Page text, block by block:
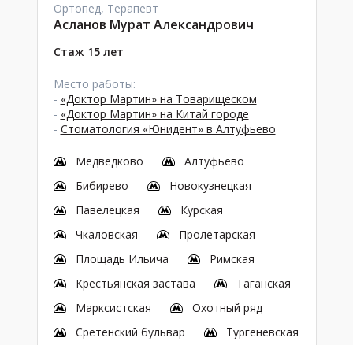
Ортопед, Терапевт
Асланов Мурат Александрович
Стаж 15 лет
Место работы:
- «Доктор Мартин» на Товарищеском
- «Доктор Мартин» на Китай городе
- Стоматология «Юнидент» в Алтуфьево
Медведково
Алтуфьево
Бибирево
Новокузнецкая
Павелецкая
Курская
Чкаловская
Пролетарская
Площадь Ильича
Римская
Крестьянская застава
Таганская
Марксистская
Охотный ряд
Сретенский бульвар
Тургеневская